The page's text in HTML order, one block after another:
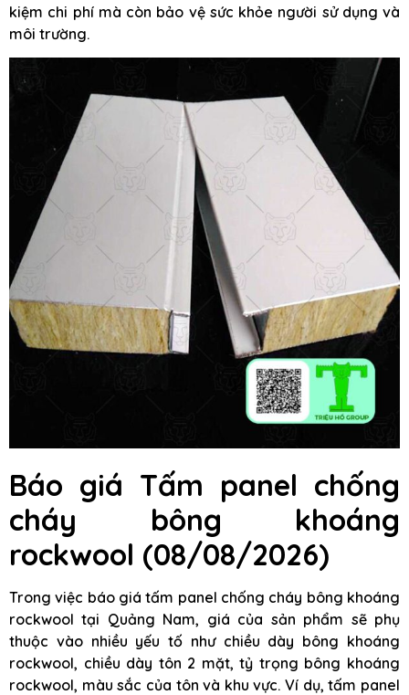
kiệm chi phí mà còn bảo vệ sức khỏe người sử dụng và
môi trường.
Báo giá Tấm panel chống
cháy bông khoáng
rockwool (08/08/2026)
Trong việc báo giá tấm panel chống cháy bông khoáng
rockwool tại Quảng Nam, giá của sản phẩm sẽ phụ
thuộc vào nhiều yếu tố như chiều dày bông khoáng
rockwool, chiều dày tôn 2 mặt, tỷ trọng bông khoáng
rockwool, màu sắc của tôn và khu vực. Ví dụ, tấm panel